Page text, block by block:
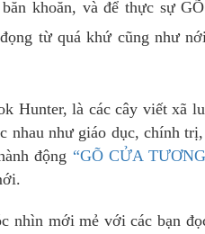
khoăn, và để thực sự
từ quá khứ cũng như
Hunter, là các cây viết xã
nhau như giáo dục, chính
động “GÕ CỬA
nhìn mới mẻ với các bạn